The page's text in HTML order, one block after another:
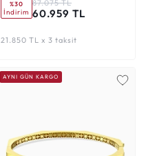
%30
İndirim
87.075 TL
60.959 TL
21.850 TL x 3 taksit
AYNI GÜN KARGO